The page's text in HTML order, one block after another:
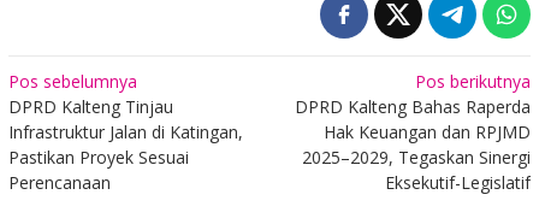
Navigasi
pos
Pos sebelumnya
DPRD Kalteng Tinjau
Infrastruktur Jalan di Katingan,
Pastikan Proyek Sesuai
Perencanaan
Pos berikutnya
DPRD Kalteng Bahas Raperda
Hak Keuangan dan RPJMD
2025–2029, Tegaskan Sinergi
Eksekutif-Legislatif